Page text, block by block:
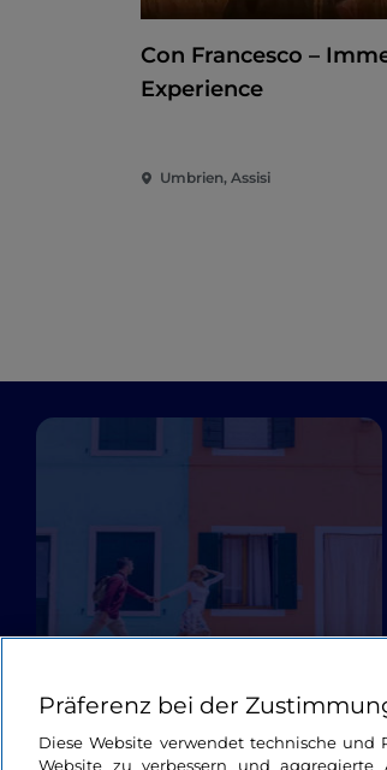
Con Francesco –
Experience
Umbrien, Assisi
Präferenz bei der
Diese Website verwendet technische
Website zu verbessern und aggregierte